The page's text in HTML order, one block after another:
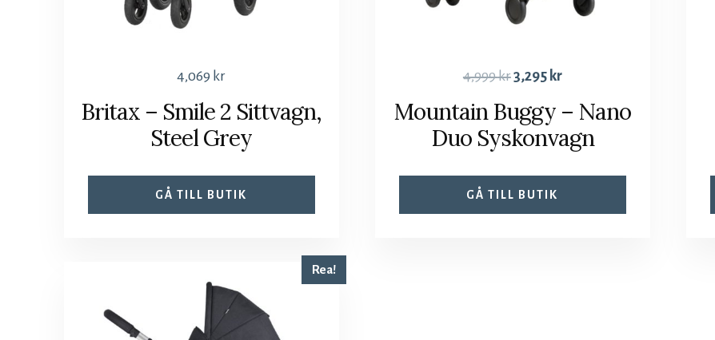
4,069 kr
Britax – Smile 2 Sittvagn,
Steel Grey
GÅ TILL BUTIK
4,999kr3,295 kr
Mountain Buggy – Nano
Duo Syskonvagn
GÅ TILL BUTIK
Rea!